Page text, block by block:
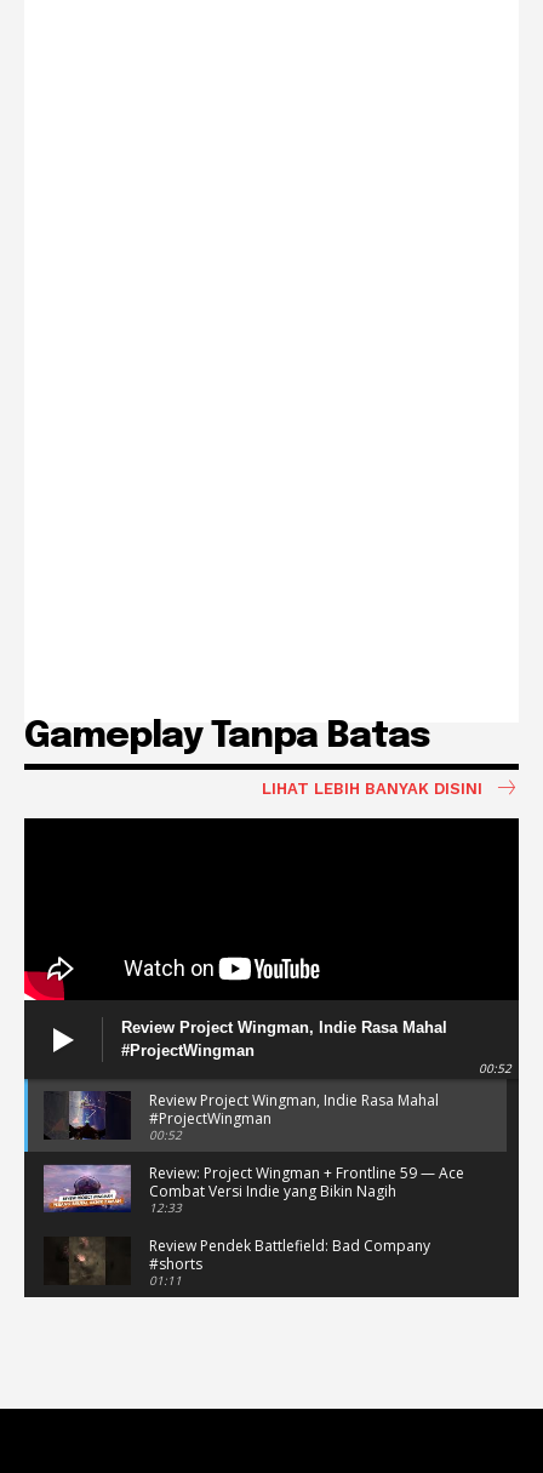
Gameplay Tanpa Batas
LIHAT LEBIH BANYAK DISINI
Review Project Wingman, Indie Rasa Mahal
#ProjectWingman
00:52
Review Project Wingman, Indie Rasa Mahal
#ProjectWingman
00:52
Review: Project Wingman + Frontline 59 — Ace
Combat Versi Indie yang Bikin Nagih
12:33
Review Pendek Battlefield: Bad Company
#shorts
01:11
Hancurin Tembok di Era PS3